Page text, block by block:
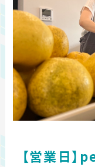
【営業日】